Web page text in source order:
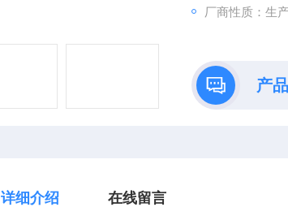
厂商性质：生
产
详细介绍 在线留言